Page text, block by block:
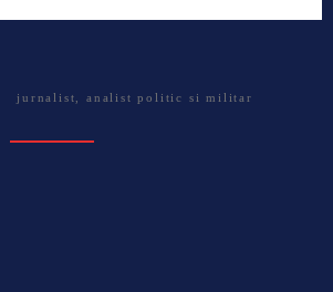
jurnalist, analist politic si militar